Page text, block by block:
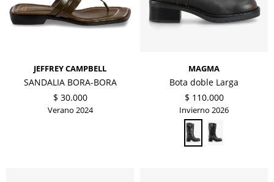
JEFFREY CAMPBELL
SANDALIA BORA-BORA
$ 30.000
Verano 2024
MAGMA
Bota doble Larga
$ 110.000
Invierno 2026